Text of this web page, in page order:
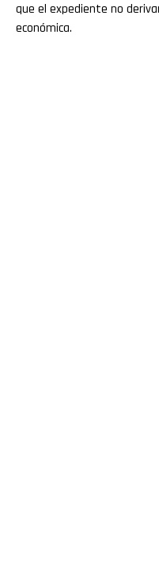
que el expediente no
económica.